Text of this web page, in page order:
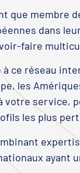
que membre
dans
faire
à ce réseau
les
votre service,
les plus
ayant